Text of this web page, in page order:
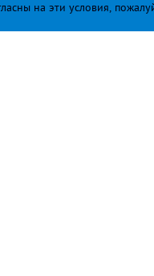
на эти условия,